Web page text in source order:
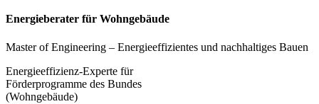
Energieberater für Wohngebäude
Master of Engineering – Energieeffizientes und nachhaltiges Bauen
Energieeffizienz-Experte für
Förderprogramme des Bundes
(Wohngebäude)